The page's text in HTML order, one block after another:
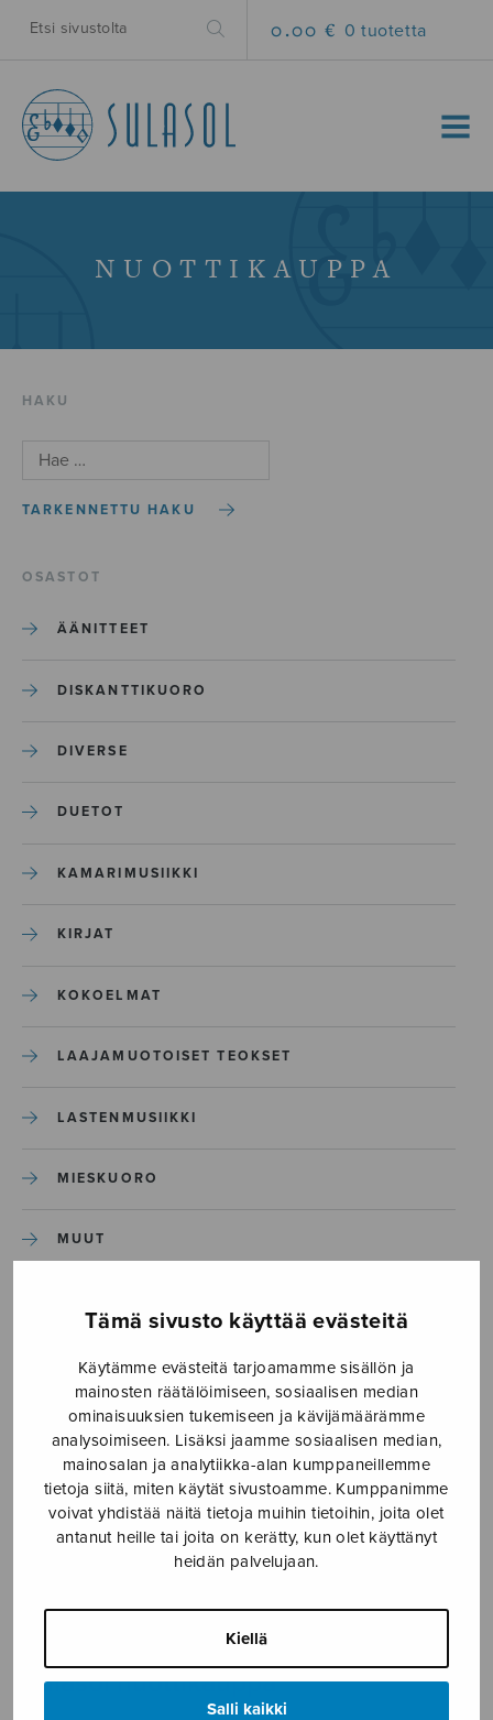
Tämä sivusto käyttää evästeitä
Käytämme evästeitä tarjoamamme sisällön ja
mainosten räätälöimiseen, sosiaalisen median
ominaisuuksien tukemiseen ja kävijämäärämme
analysoimiseen. Lisäksi jaamme sosiaalisen median,
mainosalan ja analytiikka-alan kumppaneillemme
tietoja siitä, miten käytät sivustoamme. Kumppanimme
voivat yhdistää näitä tietoja muihin tietoihin, joita olet
antanut heille tai joita on kerätty, kun olet käyttänyt
heidän palvelujaan.
Kiellä
Salli kaikki
0.00 € 0 tuotetta
MENU
NUOTTIKAUPPA
HAKU
TARKENNETTU HAKU
OSASTOT
ÄÄNITTEET
DISKANTTIKUORO
DIVERSE
DUETOT
KAMARIMUSIIKKI
KIRJAT
KOKOELMAT
LAAJAMUOTOISET TEOKSET
LASTENMUSIIKKI
MIESKUORO
MUUT
SEKAKUORO
SOITINKOULUT JA OPPAAT
SOITINMUSIIKKI
YKSINLAULU
YLEINEN
Sulasol nuottikauppa